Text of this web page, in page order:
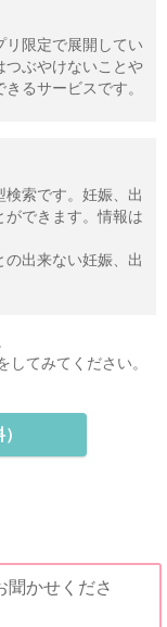
リ限定で展開してい
つぶやけないことや
るサービスです。
索です。妊娠、出
ができます。情報は
出来ない妊娠、出
てみてください。
聞かせくださ